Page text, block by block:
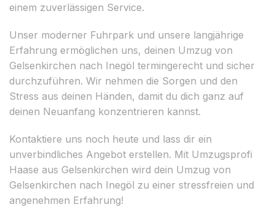
einem zuverlässigen Service.
Unser moderner Fuhrpark und unsere langjährige
Erfahrung ermöglichen uns, deinen Umzug von
Gelsenkirchen nach Inegöl termingerecht und sicher
durchzuführen. Wir nehmen die Sorgen und den
Stress aus deinen Händen, damit du dich ganz auf
deinen Neuanfang konzentrieren kannst.
Kontaktiere uns noch heute und lass dir ein
unverbindliches Angebot erstellen. Mit Umzugsprofi
Haase aus Gelsenkirchen wird dein Umzug von
Gelsenkirchen nach Inegöl zu einer stressfreien und
angenehmen Erfahrung!